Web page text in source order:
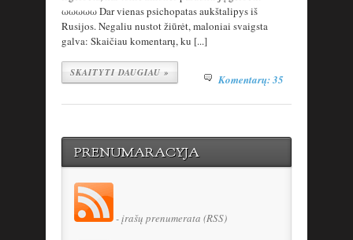
ωωωωω Dar vienas psichopatas aukštalipys iš
Rusijos. Negaliu nustot žiūrėt, maloniai svaigsta
galva: Skaičiau komentarų, ku [...]
SKAITYTI DAUGIAU » Komentarų: 35
PRENUMARACYJA
- įrašų prenumerata (RSS)